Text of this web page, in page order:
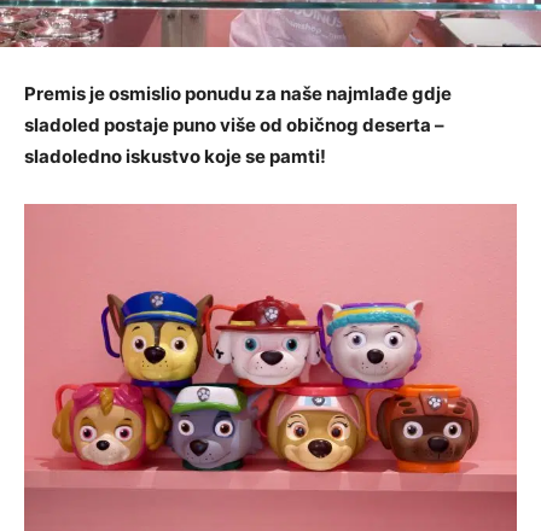
Premis je osmislio ponudu za naše najmlađe gdje
sladoled postaje puno više od običnog deserta –
sladoledno iskustvo koje se pamti!